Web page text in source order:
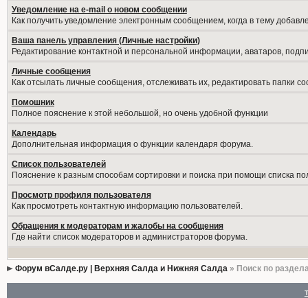
Уведомление на е-mail о новом сообщении
Как получить уведомление электронным сообщением, когда в тему
Ваша панель управления (Личные настройки)
Редактирование контактной и персональной информации, аватаров,
Личные сообщения
Как отсылать личные сообщения, отслеживать их, редактировать папки
Помошник
Полное пояснение к этой небольшой, но очень удобной функции
Календарь
Дополнительная информация о функции календаря форума.
Список пользователей
Пояснение к разным способам сортировки и поиска при помощи списка
Просмотр профиля пользователя
Как просмотреть контактную информацию пользователей.
Обращения к модераторам и жалобы на сообщения
Где найти список модераторов и администраторов форума.
Форум вСалде.ру | Верхняя Салда и Нижняя Салда» Поиск по